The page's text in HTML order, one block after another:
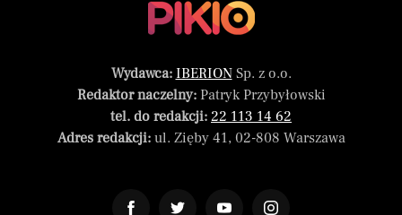
Wydawca: IBERIONSp. z o.o.
Redaktor naczelny:Patryk Przybyłowski
tel. do redakcji: 22 113 14 62
Adres redakcji:ul. Zięby 41, 02-808 Warszawa